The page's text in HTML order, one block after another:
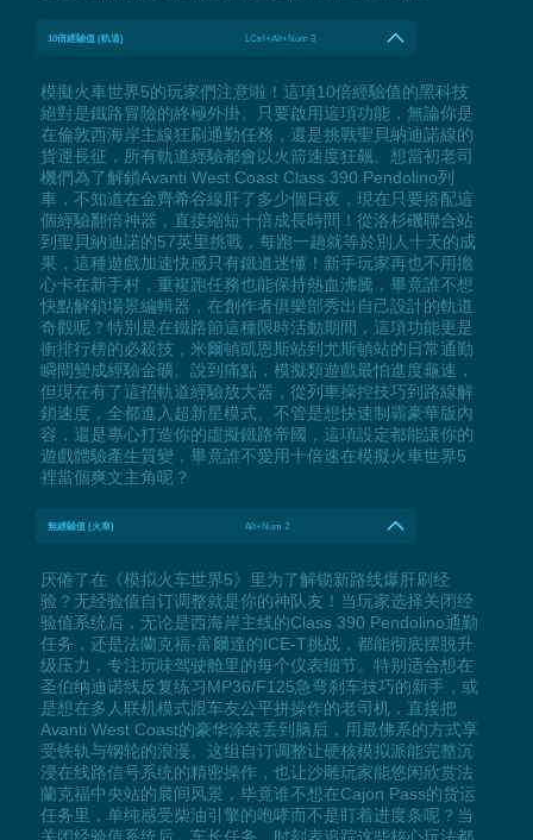
10倍經驗值 (軌道) LCtrl+Alt+Num 3
模擬火車世界5的玩家們注意啦！這項10倍經驗值的黑科技
絕對是鐵路冒險的終極外掛。只要啟用這項功能，無論你是
在倫敦西海岸主線狂刷通勤任務，還是挑戰聖貝納迪諾線的
貨運長征，所有軌道經驗都會以火箭速度狂飆。想當初老司
機們為了解鎖Avanti West Coast Class 390 Pendolino列
車，不知道在金齊希谷線肝了多少個日夜，現在只要搭配這
個經驗翻倍神器，直接縮短十倍成長時間！從洛杉磯聯合站
到聖貝納迪諾的57英里挑戰，每跑一趟就等於別人十天的成
果，這種遊戲加速快感只有鐵道迷懂！新手玩家再也不用擔
心卡在新手村，重複跑任務也能保持熱血沸騰，畢竟誰不想
快點解鎖場景編輯器，在創作者俱樂部秀出自己設計的軌道
奇觀呢？特別是在鐵路節這種限時活動期間，這項功能更是
衝排行榜的必殺技，米爾頓凱恩斯站到尤斯頓站的日常通勤
瞬間變成經驗金礦。說到痛點，模擬類遊戲最怕進度龜速，
但現在有了這招軌道經驗放大器，從列車操控技巧到路線解
鎖速度，全都進入超新星模式。不管是想快速制霸豪華版內
容，還是專心打造你的虛擬鐵路帝國，這項設定都能讓你的
遊戲體驗產生質變，畢竟誰不愛用十倍速在模擬火車世界5
裡當個爽文主角呢？
無經驗值 (火車) Alt+Num 2
厌倦了在《模拟火车世界5》里为了解锁新路线爆肝刷经
验？无经验值自订调整就是你的神队友！当玩家选择关闭经
验值系统后，无论是西海岸主线的Class 390 Pendolino通勤
任务，还是法蘭克福-富爾達的ICE-T挑战，都能彻底摆脱升
级压力，专注玩味驾驶舱里的每个仪表细节。特别适合想在
圣伯纳迪诺线反复练习MP36/F125急弯刹车技巧的新手，或
是想在多人联机模式跟车友公平拼操作的老司机，直接把
Avanti West Coast的豪华涂装丢到脑后，用最佛系的方式享
受铁轨与钢轮的浪漫。这组自订调整让硬核模拟派能完整沉
浸在线路信号系统的精密操作，也让沙雕玩家能悠闲欣赏法
蘭克福中央站的晨间风景，毕竟谁不想在Cajon Pass的货运
任务里，单纯感受柴油引擎的咆哮而不是盯着进度条呢？当